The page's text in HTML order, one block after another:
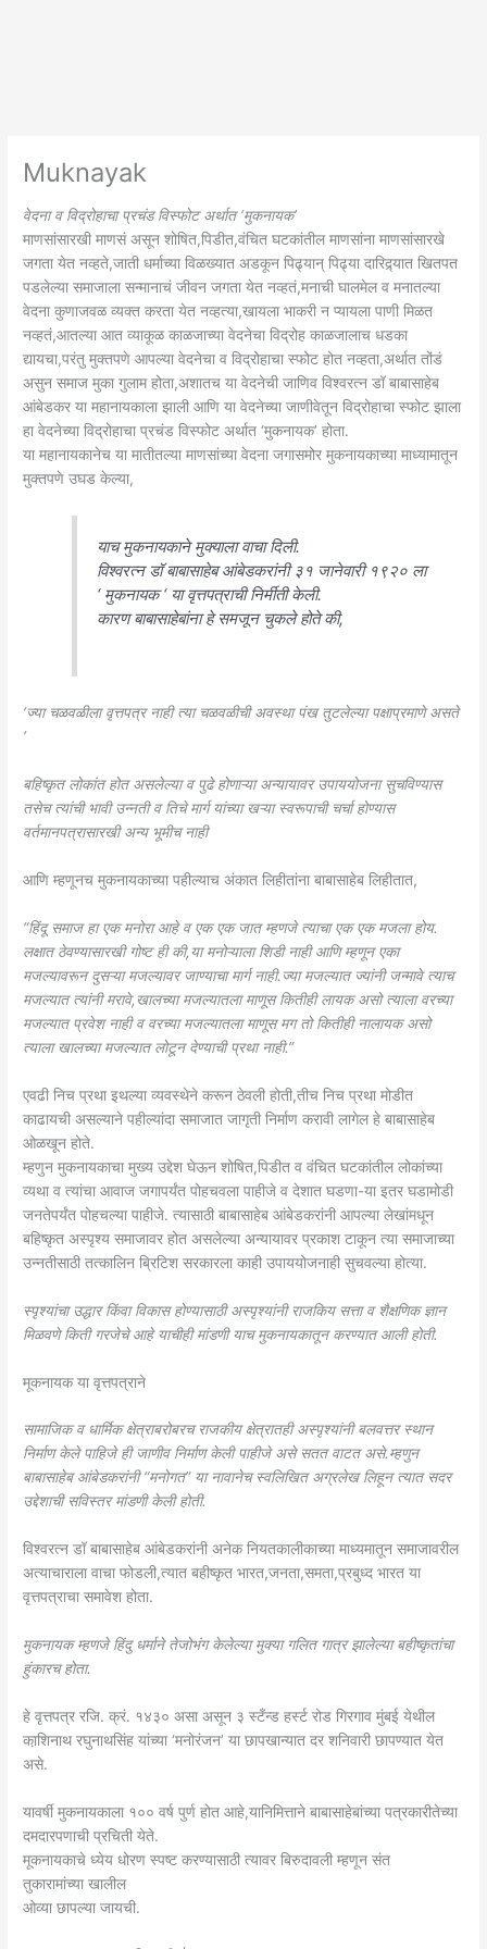
Muknayak
वेदना व विद्रोहाचा प्रचंड विस्फोट अर्थात ‘मुकनायक’
माणसांसारखी माणसं असून शोषित,पिडीत,वंचित घटकांतील माणसांना माणसांसारखे
जगता येत नव्हते,जाती धर्माच्या विळख्यात अडकून पिढ्यान् पिढ्या दारिद्र्यात खितपत
पडलेल्या समाजाला सन्मानाचं जीवन जगता येत नव्हतं,मनाची घालमेल व मनातल्या
वेदना कुणाजवळ व्यक्त करता येत नव्हत्या,खायला भाकरी न प्यायला पाणी मिळत
नव्हतं,आतल्या आत व्याकूळ काळजाच्या वेदनेचा विद्रोह काळजालाच धडका
द्यायचा,परंतु मुक्तपणे आपल्या वेदनेचा व विद्रोहाचा स्फोट होत नव्हता,अर्थात तोंडं
असुन समाज मुका गुलाम होता,अशातच या वेदनेची जाणिव विश्वरत्न डॉ बाबासाहेब
आंबेडकर या महानायकाला झाली आणि या वेदनेच्या जाणीवेतून विद्रोहाचा स्फोट झाला
हा वेदनेच्या विद्रोहाचा प्रचंड विस्फोट अर्थात ‘मुकनायक’ होता.
या महानायकानेच या मातीतल्या माणसांच्या वेदना जगासमोर मुकनायकाच्या माध्यामातून
मुक्तपणे उघड केल्या,
याच मुकनायकाने मुक्याला वाचा दिली.
विश्वरत्न डॉ बाबासाहेब आंबेडकरांनी ३१ जानेवारी १९२० ला
‘ मुकनायक ‘या वृत्तपत्राची निर्मीती केली.
कारण बाबासाहेबांना हे समजून चुकले होते की,
‘ज्या चळवळीला वृत्तपत्र नाही त्या चळवळीची अवस्था पंख तुटलेल्या पक्षाप्रमाणे असते
‘
बहिष्कृत लोकांत होत असलेल्या व पुढे होणाऱ्या अन्यायावर उपाययोजना सुचविण्यास
तसेच त्यांची भावी उन्नती व तिचे मार्ग यांच्या खऱ्या स्वरूपाची चर्चा होण्यास
वर्तमानपत्रासारखी अन्य भूमीच नाही
आणि म्हणूनच मुकनायकाच्या पहील्याच अंकात लिहीतांना बाबासाहेब लिहीतात,
“हिंदू समाज हा एक मनोरा आहे व एक एक जात म्हणजे त्याचा एक एक मजला होय.
लक्षात ठेवण्यासारखी गोष्ट ही की,या मनोऱ्याला शिडी नाही आणि म्हणून एका
मजल्यावरून दुसऱ्या मजल्यावर जाण्याचा मार्ग नाही.ज्या मजल्यात ज्यांनी जन्मावे त्याच
मजल्यात त्यांनी मरावे,खालच्या मजल्यातला माणूस कितीही लायक असो त्याला वरच्या
मजल्यात प्रवेश नाही व वरच्या मजल्यातला माणूस मग तो कितीही नालायक असो
त्याला खालच्या मजल्यात लोटून देण्याची प्रथा नाही.”
एवढी निच प्रथा इथल्या व्यवस्थेने करून ठेवली होती,तीच निच प्रथा मोडीत
काढायची असल्याने पहील्यांदा समाजात जागृती निर्माण करावी लागेल हे बाबासाहेब
ओळखून होते.
म्हणुन मुकनायकाचा मुख्य उद्देश घेऊन शोषित,पिडीत व वंचित घटकांतील लोकांच्या
व्यथा व त्यांचा आवाज जगापर्यंत पोहचवला पाहीजे व देशात घडणा-या इतर घडामोडी
जनतेपर्यंत पोहचल्या पाहीजे. त्यासाठी बाबासाहेब आंबेडकरांनी आपल्या लेखांमधून
बहिष्कृत अस्पृश्य समाजावर होत असलेल्या अन्यायावर प्रकाश टाकून त्या समाजाच्या
उन्नतीसाठी तत्कालिन ब्रिटिश सरकारला काही उपाययोजनाही सुचवल्या होत्या.
स्पृश्यांचा उद्धार किंवा विकास होण्यासाठी अस्पृश्यांनी राजकिय सत्ता व शैक्षणिक ज्ञान
मिळवणे किती गरजेचे आहे याचीही मांडणी याच मुकनायकातून करण्यात आली होती.
मूकनायक या वृत्तपत्राने
सामाजिक व धार्मिक क्षेत्राबरोबरच राजकीय क्षेत्रातही अस्पृश्यांनी बलवत्तर स्थान
निर्माण केले पाहिजे ही जाणीव निर्माण केली पाहीजे असे सतत वाटत असे.म्हणुन
बाबासाहेब आंबेडकरांनी “मनोगत” या नावानेच स्वलिखित अग्रलेख लिहून त्यात सदर
उद्देशाची सविस्तर मांडणी केली होती.
विश्वरत्न डॉ बाबासाहेब आंबेडकरांनी अनेक नियतकालीकाच्या माध्यमातून समाजावरील
अत्याचाराला वाचा फोडली,त्यात बहीष्कृत भारत,जनता,समता,प्रबुध्द भारत या
वृत्तपत्राचा समावेश होता.
मुकनायक म्हणजे हिंदु धर्माने तेजोभंग केलेल्या मुक्या गलित गात्र झालेल्या बहीष्कृतांचा
हुंकारच होता.
हे वृत्तपत्र रजि. क्रं. १४३० असा असून ३ स्टँन्ड हर्स्ट रोड गिरगाव मुंबई येथील
का़शिनाथ रघुनाथसिंह यांच्या ‘मनोरंजन’ या छापखान्यात दर शनिवारी छापण्यात येत
असे.
यावर्षी मुकनायकाला १०० वर्ष पुर्ण होत आहे,यानिमित्ताने बाबासाहेबांच्या पत्रकारीतेच्या
दमदारपणाची प्रचिती येते.
मूकनायकाचे ध्येय धोरण स्पष्ट करण्यासाठी त्यावर बिरुदावली म्हणून संत
तुकारामांच्या खालील
ओव्या छापल्या जायची.